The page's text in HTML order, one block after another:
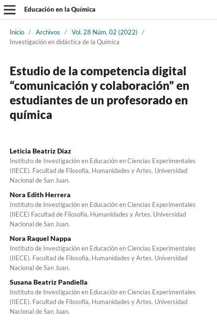
Educación en la Química
Inicio / Archivos / Vol. 28 Núm. 02 (2022)
/
Investigación en didáctica de la Química
Estudio de la competencia digital
“comunicación y colaboración” en
estudiantes de un profesorado en
química
Leticia Beatriz Diaz
Instituto de Investigación en Educación en Ciencias Experimentales
(IIECE). Facultad de Filosofía, Humanidades y Artes. Universidad
Nacional de San Juan.
Nora Edith Herrera
Instituto de Investigación en Educación en Ciencias Experimentales
(IIECE) Facultad de Filosofía, Humanidades y Artes. Universidad
Nacional de San Juan.
Nora Raquel Nappa
Instituto de Investigación en Educación en Ciencias Experimentales
(IIECE). Facultad de Filosofía, Humanidades y Artes. Universidad
Nacional de San Juan.
Susana Beatriz Pandiella
Instituto de Investigación en Educación en Ciencias Experimentales
(IIECE). Facultad de Filosofía, Humanidades y Artes. Universidad
Nacional de San Juan.